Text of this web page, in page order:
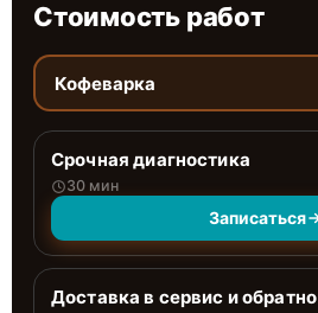
Стоимость работ
Кофеварка
Срочная диагностика
30 мин
Записаться
Доставка в сервис и обратно